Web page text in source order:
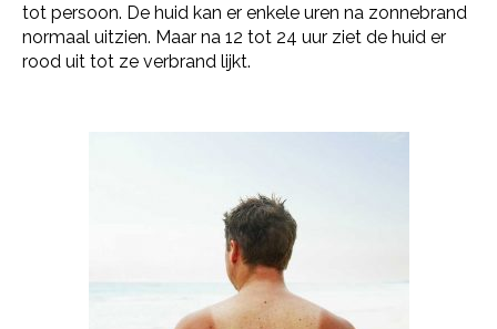
tot persoon. De huid kan er enkele uren na zonnebrand
normaal uitzien. Maar na 12 tot 24 uur ziet de huid er
rood uit tot ze verbrand lijkt.